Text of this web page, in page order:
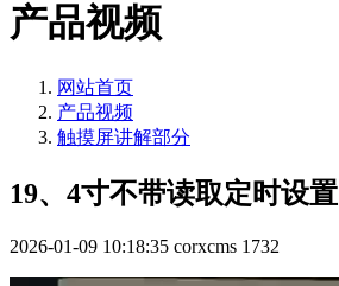
产品视频
网站首页
产品视频
触摸屏讲解部分
19、4寸不带读取定时设置
2026-01-09 10:18:35 corxcms 1732